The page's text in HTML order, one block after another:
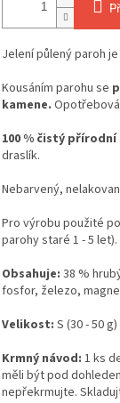
Jelení půlený paroh
Kousáním parohu se
kamene.
100 % čistý
draslík.
Nebarvený,
Pro výrobu použité
parohy staré 1 - 5 let).
Obsahuje: 38 %
fosfor, železo,
Velikost: S (30 - 50
Krmný návod: 1 ks
měli být pod
nepřekrmujte.